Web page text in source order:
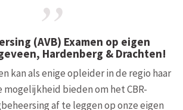
(AVB) Examen op eigen
Hardenberg & Drachten!
kan als enige opleider in de regio haar
mogelijkheid bieden om het CBR-
af te leggen op onze eigen